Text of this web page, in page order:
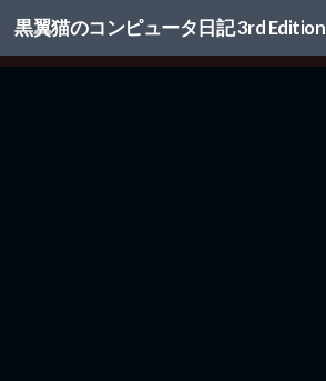
コンテンツへスキップ
黒翼猫のコンピュータ日記 3rd Edition